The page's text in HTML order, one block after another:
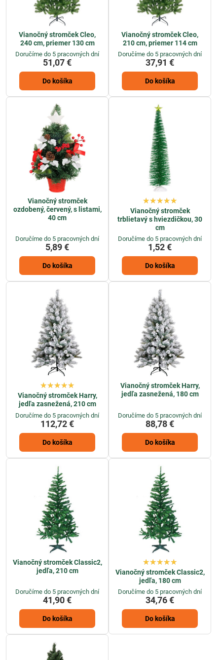
Vianočný stromček Cleo,
240 cm, priemer 130 cm
Doručíme do 5 pracovných dní
51,07 €
Do košíka
Vianočný stromček Cleo,
210 cm, priemer 114 cm
Doručíme do 5 pracovných dní
37,91 €
Do košíka
Vianočný stromček
ozdobený, červený, s listami,
40 cm
Doručíme do 5 pracovných dní
5,89 €
Do košíka
Vianočný stromček
trblietavý s hviezdičkou, 30
cm
Doručíme do 5 pracovných dní
1,52 €
Do košíka
Vianočný stromček Harry,
jedľa zasnežená, 210 cm
Doručíme do 5 pracovných dní
112,72 €
Do košíka
Vianočný stromček Harry,
jedľa zasnežená, 180 cm
Doručíme do 5 pracovných dní
88,78 €
Do košíka
Vianočný stromček Classic2,
jedľa, 210 cm
Doručíme do 5 pracovných dní
41,90 €
Do košíka
Vianočný stromček Classic2,
jedľa, 180 cm
Doručíme do 5 pracovných dní
34,76 €
Do košíka